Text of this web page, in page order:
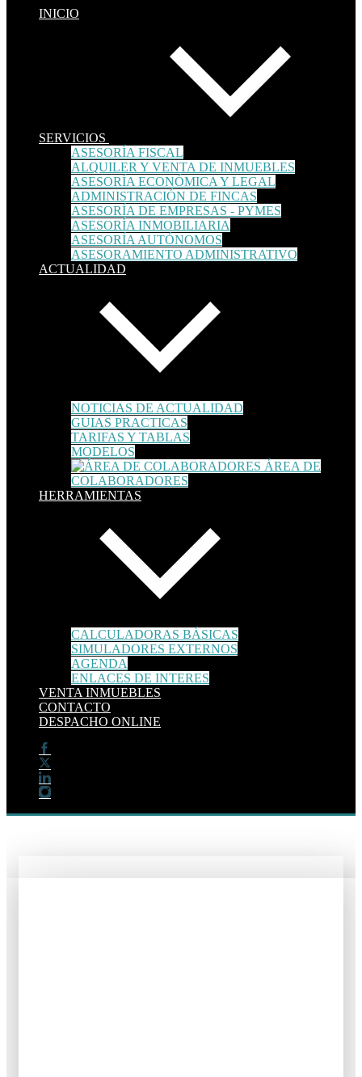
INICIO
SERVICIOS
ASESORÍA FISCAL
ALQUILER Y VENTA DE INMUEBLES
ASESORÍA ECONÓMICA Y LEGAL
ADMINISTRACIÓN DE FINCAS
ASESORÍA DE EMPRESAS - PYMES
ASESORÍA INMOBILIARIA
ASESORÍA AUTÓNOMOS
ASESORAMIENTO ADMINISTRATIVO
ACTUALIDAD
NOTICIAS DE ACTUALIDAD
GUIAS PRACTICAS
TARIFAS Y TABLAS
MODELOS
ÁREA DE
COLABORADORES
HERRAMIENTAS
CALCULADORAS BÁSICAS
SIMULADORES EXTERNOS
AGENDA
ENLACES DE INTERES
VENTA INMUEBLES
CONTACTO
DESPACHO ONLINE